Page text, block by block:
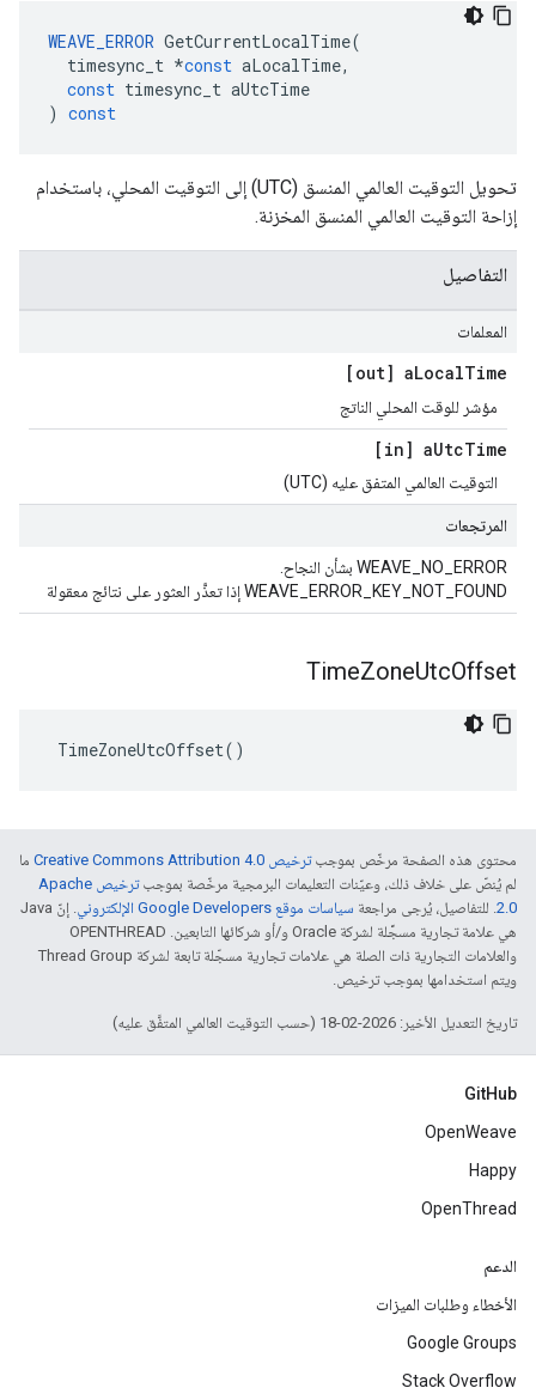
WEAVE_ERROR GetCurrentLocalTime(
timesync_t *const aLocalTime,
const timesync_t aUtcTime
) const
تحويل التوقيت العالمي المنسق (UTC) إلى التوقيت المحلي، باستخدام
إزاحة التوقيت العالمي المنسق المخزنة.
التفاصيل
المعلمات
[out] aLocalTime
مؤشر للوقت المحلي الناتج
[in] aUtcTime
التوقيت العالمي المتفق عليه (UTC)
المرتجعات
WEAVE_NO_ERROR بشأن النجاح.
WEAVE_ERROR_KEY_NOT_FOUND إذا تعذَّر العثور على نتائج معقولة
TimeZoneUtcOffset
TimeZoneUtcOffset()
محتوى هذه الصفحة مرخّص بموجبترخيص Creative Commons Attribution 4.0‏
ما
لم يُنصّ على خلاف ذلك، وعيّنات التعليمات البرمجية مرخّصة بموجب
ترخيص Apache
2.0‏. للتفاصيل، يُرجى مراجعة سياسات موقع Google Developers الإلكتروني
. إنّ Java
هي علامة تجارية مسجَّلة لشركة Oracle و/أو شركائها التابعين. ‫OPENTHREAD
والعلامات التجارية ذات الصلة هي علامات تجارية مسجّلة تابعة لشركة Thread Group
ويتم استخدامها بموجب ترخيص.
تاريخ التعديل الأخير: 2026-02-18 (حسب التوقيت العالمي المتفَّق عليه)
GitHub
OpenWeave
Happy
OpenThread
الدعم
الأخطاء وطلبات الميزات
Google Groups
Stack Overflow